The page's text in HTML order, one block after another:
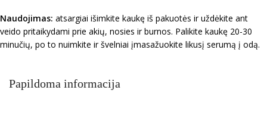
Naudojimas: atsargiai išimkite kaukę iš pakuotės ir uždėkite ant
veido pritaikydami prie akių, nosies ir burnos. Palikite kaukę 20-30
minučių, po to nuimkite ir švelniai įmasažuokite likusį serumą į odą.
Papildoma informacija